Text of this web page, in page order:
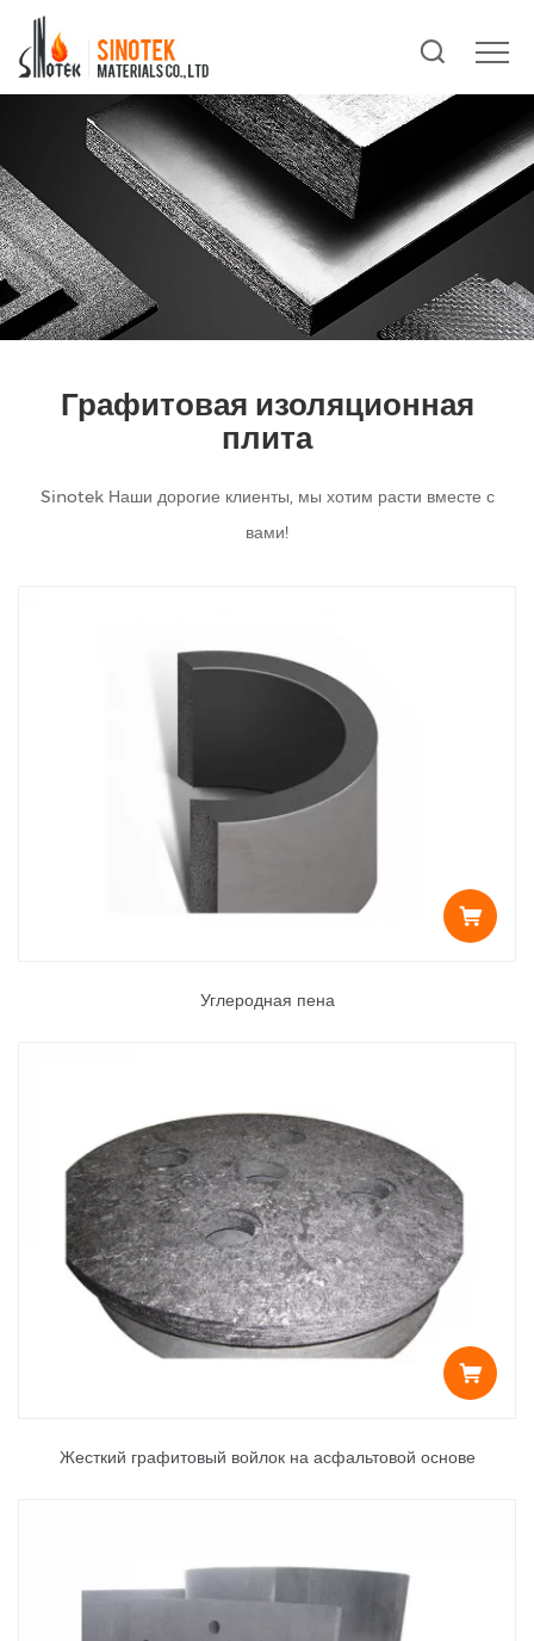
Графитовая изоляционная
плита
Sinotek Наши дорогие клиенты, мы хотим расти вместе с
вами!
Углеродная пена
Жесткий графитовый войлок на асфальтовой основе